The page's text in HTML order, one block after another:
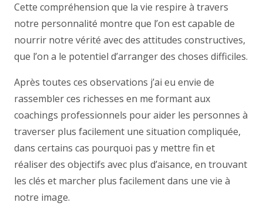
Cette compréhension que la vie respire à travers
notre personnalité montre que l’on est capable de
nourrir notre vérité avec des attitudes constructives,
que l’on a le potentiel d’arranger des choses difficiles.
Après toutes ces observations j’ai eu envie de
rassembler ces richesses en me formant aux
coachings professionnels pour aider les personnes à
traverser plus facilement une situation compliquée,
dans certains cas pourquoi pas y mettre fin et
réaliser des objectifs avec plus d’aisance, en trouvant
les clés et marcher plus facilement dans une vie à
notre image.